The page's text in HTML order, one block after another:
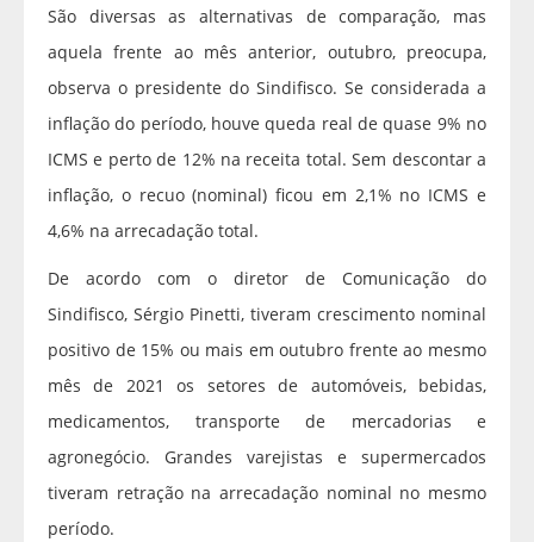
São diversas as alternativas de comparação, mas
aquela frente ao mês anterior, outubro, preocupa,
observa o presidente do Sindifisco. Se considerada a
inflação do período, houve queda real de quase 9% no
ICMS e perto de 12% na receita total. Sem descontar a
inflação, o recuo (nominal) ficou em 2,1% no ICMS e
4,6% na arrecadação total.
De acordo com o diretor de Comunicação do
Sindifisco, Sérgio Pinetti, tiveram crescimento nominal
positivo de 15% ou mais em outubro frente ao mesmo
mês de 2021 os setores de automóveis, bebidas,
medicamentos, transporte de mercadorias e
agronegócio. Grandes varejistas e supermercados
tiveram retração na arrecadação nominal no mesmo
período.